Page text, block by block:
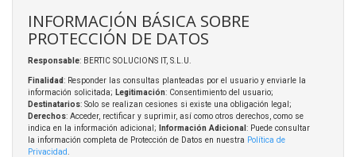
INFORMACIÓN BÁSICA SOBRE
PROTECCIÓN DE DATOS
Responsable: BERTIC SOLUCIONS IT, S.L.U.
Finalidad: Responder las consultas planteadas por el usuario y enviarle la
información solicitada; Legitimación: Consentimiento del usuario;
Destinatarios: Solo se realizan cesiones si existe una obligación legal;
Derechos: Acceder, rectificar y suprimir, así como otros derechos, como se
indica en la información adicional;
Información Adicional : Puede consultar
la información completa de Protección de Datos en nuestra Política de
Privacidad